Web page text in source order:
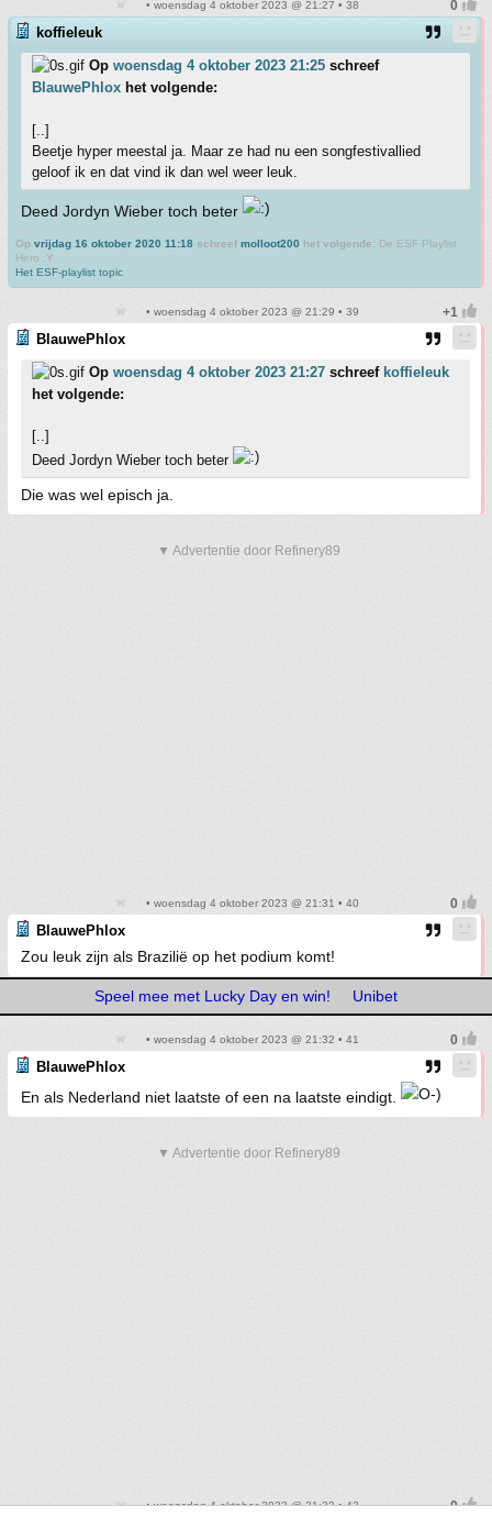
• woensdag 4 oktober 2023 @ 21:27 • 38
koffieleuk
Op woensdag 4 oktober 2023 21:25 schreef
BlauwePhlox het volgende:
[..]
Beetje hyper meestal ja. Maar ze had nu een songfestivallied
geloof ik en dat vind ik dan wel weer leuk.
Deed Jordyn Wieber toch beter
Op vrijdag 16 oktober 2020 11:18 schreef molloot200 het volgende: De ESF Playlist
Hero :Y
Het ESF-playlist topic
• woensdag 4 oktober 2023 @ 21:29 • 39
BlauwePhlox
Op woensdag 4 oktober 2023 21:27 schreef koffieleuk
het volgende:
[..]
Deed Jordyn Wieber toch beter
Die was wel episch ja.
▼ Advertentie door Refinery89
• woensdag 4 oktober 2023 @ 21:31 • 40
BlauwePhlox
Zou leuk zijn als Brazilië op het podium komt!
Speel mee met Lucky Day en win! Unibet
• woensdag 4 oktober 2023 @ 21:32 • 41
BlauwePhlox
En als Nederland niet laatste of een na laatste eindigt.
▼ Advertentie door Refinery89
• woensdag 4 oktober 2023 @ 21:32 • 42